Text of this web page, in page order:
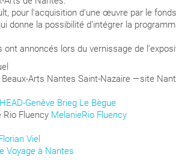
pour l'acquisition d'une œuvre par le
donne la possibilité d’intégrer la
ont annoncés lors du vernissage de
Beaux-Arts Nantes Saint-Nazaire —site
HEAD-Genève Brieg Le Bègue
Rio Fluency MelanieRio Fluency
Viel
Voyage à Nantes